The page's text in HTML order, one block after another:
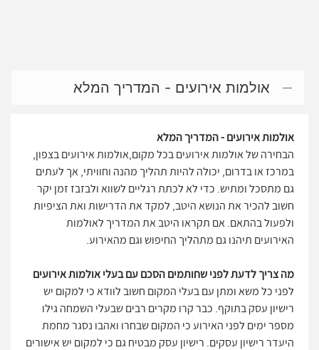
אולמות אירועים - המדריך המלא
אולמות אירועים - המדריך המלא
הבחירה של אולמות אירועים בכל מקום,אולמות אירועים בצפון,
במרכז או בדרום, יכולה להיות תהליך מהנה וחוויתי, אך לעתים
גם מתסכל ומתיש. כדי לא לכתת רגליים לשווא ולבזבז זמן יקר
חשוב להכיר את הנושא היטב, למקד את הדרישות ואת הציפיות
ולפעול בהתאם. אם תקראו היטב את המדריך לאולמות
האירועים תיהנו גם מתהליך החיפוש וגם מהאירוע.
מה צריך לדעת לפני שחותמים הסכם עם בעלי אולמות אירועים
לפני כל משא ומתן עם בעלי המקום חשוב לוודא כי למקום יש
רישיון עסק בתוקף. כבר קרו מקרים רבים שבעלי השמחה גילו
מספר ימים לפני האירוע כי המקום שבחרו ואהבו נסגר מחמת
היעדר רישיון עסקים. רישיון עסק מבטיח גם כי למקום יש אישורים